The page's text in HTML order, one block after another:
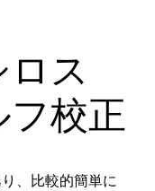
ス
校正
、比較的簡単に